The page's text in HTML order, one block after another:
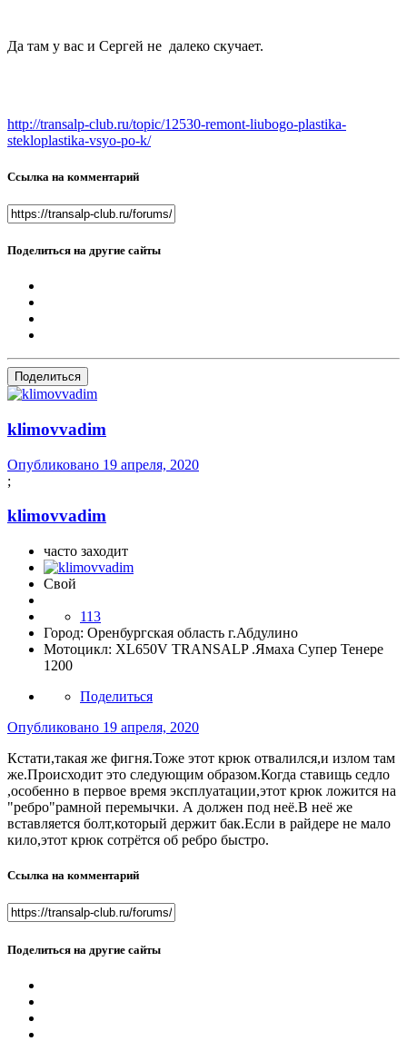
Да там у вас и Сергей не далеко скучает.
http://transalp-club.ru/topic/12530-remont-liubogo-plastika-
stekloplastika-vsyo-po-k/
Ссылка на комментарий
Поделиться на другие сайты
Поделиться
klimovvadim
Опубликовано 19 апреля, 2020
;
klimovvadim
часто заходит
Свой
113
Город: Оренбургская область г.Абдулино
Мотоцикл: XL650V TRANSALP .Ямаха Супер Тенере
1200
Поделиться
Опубликовано 19 апреля, 2020
Кстати,такая же фигня.Тоже этот крюк отвалился,и излом там
же.Происходит это следующим образом.Когда ставищь седло
,особенно в первое время эксплуатации,этот крюк ложится на
"ребро"рамной перемычки. А должен под неё.В неё же
вставляется болт,который держит бак.Если в райдере не мало
кило,этот крюк сотрётся об ребро быстро.
Ссылка на комментарий
Поделиться на другие сайты